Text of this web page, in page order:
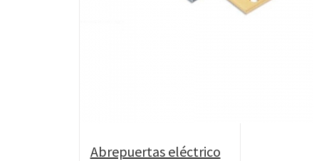
Abrepuertas eléctrico